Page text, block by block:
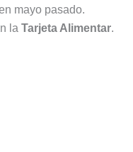
mayo pasado.
la Tarjeta Alimentar.